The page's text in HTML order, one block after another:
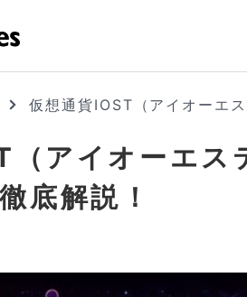
仮想通貨IOST（アイオーエ
（アイオーエス
底解説！